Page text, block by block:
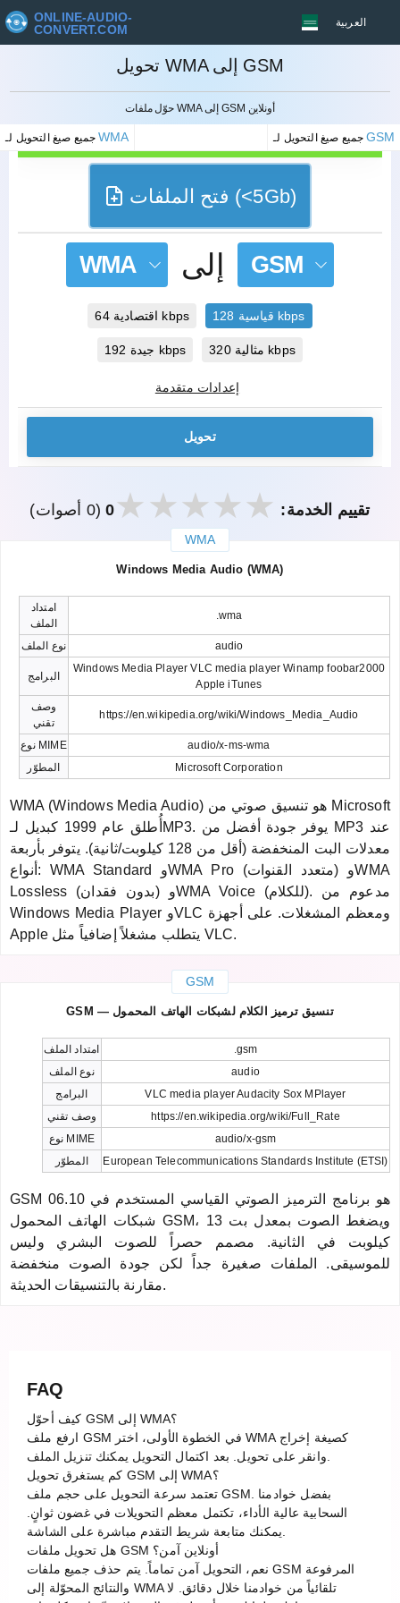
ONLINE-AUDIO-
CONVERT.COM
العربية
تحويل WMA إلى GSM
حوّل ملفات WMA إلى GSM أونلاين
جميع صيغ التحويل لـWMA جميع صيغ التحويل لـGSM
إلغاء
فتح الملفات (<5Gb)
WMA إلى GSM
اقتصادية 64 kbps قياسية 128 kbps
جيدة 192 kbps مثالية 320 kbps
إعدادات متقدمة
تحويل
تقييم الخدمة: 0(0 أصوات)
WMA
Windows Media Audio (WMA)
امتداد
الملف
.wma
نوع الملف audio
البرامج
Windows Media Player VLC media player Winamp foobar2000
Apple iTunes
وصف
تقني
https://en.wikipedia.org/wiki/Windows_Media_Audio
نوع MIME
audio/x-ms-wma
المطوّر
Microsoft Corporation
WMA (Windows Media Audio) هو تنسيق صوتي من Microsoft
أُطلق عام 1999 كبديل لـMP3. يوفر جودة أفضل من MP3 عند
معدلات البت المنخفضة (أقل من 128 كيلوبت/ثانية). يتوفر بأربعة
أنواع: WMA Standard وWMA Pro (متعدد القنوات) وWMA
Lossless (بدون فقدان) وWMA Voice (للكلام). مدعوم من
Windows Media Player وVLC ومعظم المشغلات. على أجهزة
Apple يتطلب مشغلاً إضافياً مثل VLC.
GSM
GSM — تنسيق ترميز الكلام لشبكات الهاتف المحمول
امتداد الملف
.gsm
نوع الملف
audio
البرامج
VLC media player Audacity Sox MPlayer
وصف تقني
https://en.wikipedia.org/wiki/Full_Rate
نوع MIME
audio/x-gsm
المطوّر
European Telecommunications Standards Institute (ETSI)
GSM 06.10 هو برنامج الترميز الصوتي القياسي المستخدم في
شبكات الهاتف المحمول GSM، ويضغط الصوت بمعدل بت 13
كيلوبت في الثانية. مصمم حصراً للصوت البشري وليس
للموسيقى. الملفات صغيرة جداً لكن جودة الصوت منخفضة
مقارنة بالتنسيقات الحديثة.
FAQ
كيف أحوّل GSM إلى WMA؟
ارفع ملف GSM في الخطوة الأولى، اختر WMA كصيغة إخراج
كم يستغرق تحويل GSM إلى WMA؟
تعتمد سرعة التحويل على حجم ملف GSM. بفضل خوادمنا
السحابية عالية الأداء، تكتمل معظم التحويلات في غضون ثوانٍ.
هل تحويل ملفات GSM أونلاين آمن؟
نعم، التحويل آمن تماماً. يتم حذف جميع ملفات GSM المرفوعة
والنتائج المحوّلة إلى WMA تلقائياً من خوادمنا خلال دقائق. لا